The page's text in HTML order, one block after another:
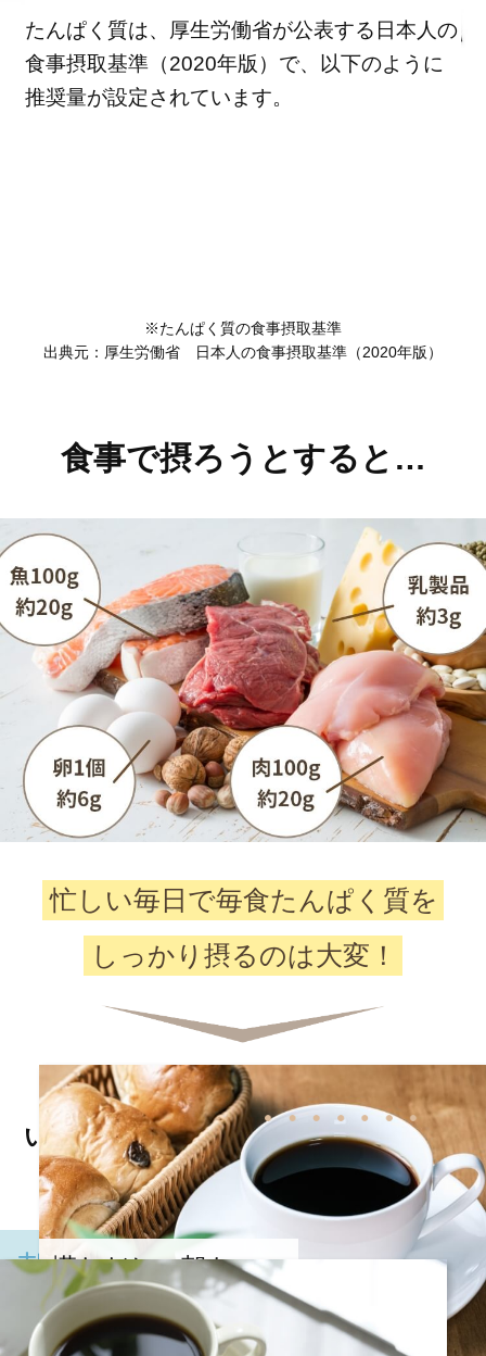
たんぱく質は、厚生労働省が公表する日本人の
食事摂取基準（2020年版）で、以下のように
推奨量が設定されています。
※たんぱく質の食事摂取基準
出典元：厚生労働省 日本人の食事摂取基準（2020年版）
食事で摂ろうとすると…
忙しい毎日で毎食たんぱく質を
しっかり摂るのは大変！
プロテインコーヒーなら
いつものコーヒーと置きかえるだけで
プロテインが手軽に補えます
朝慌ただしい朝も
コーヒーで賢く
プロテインをプラス